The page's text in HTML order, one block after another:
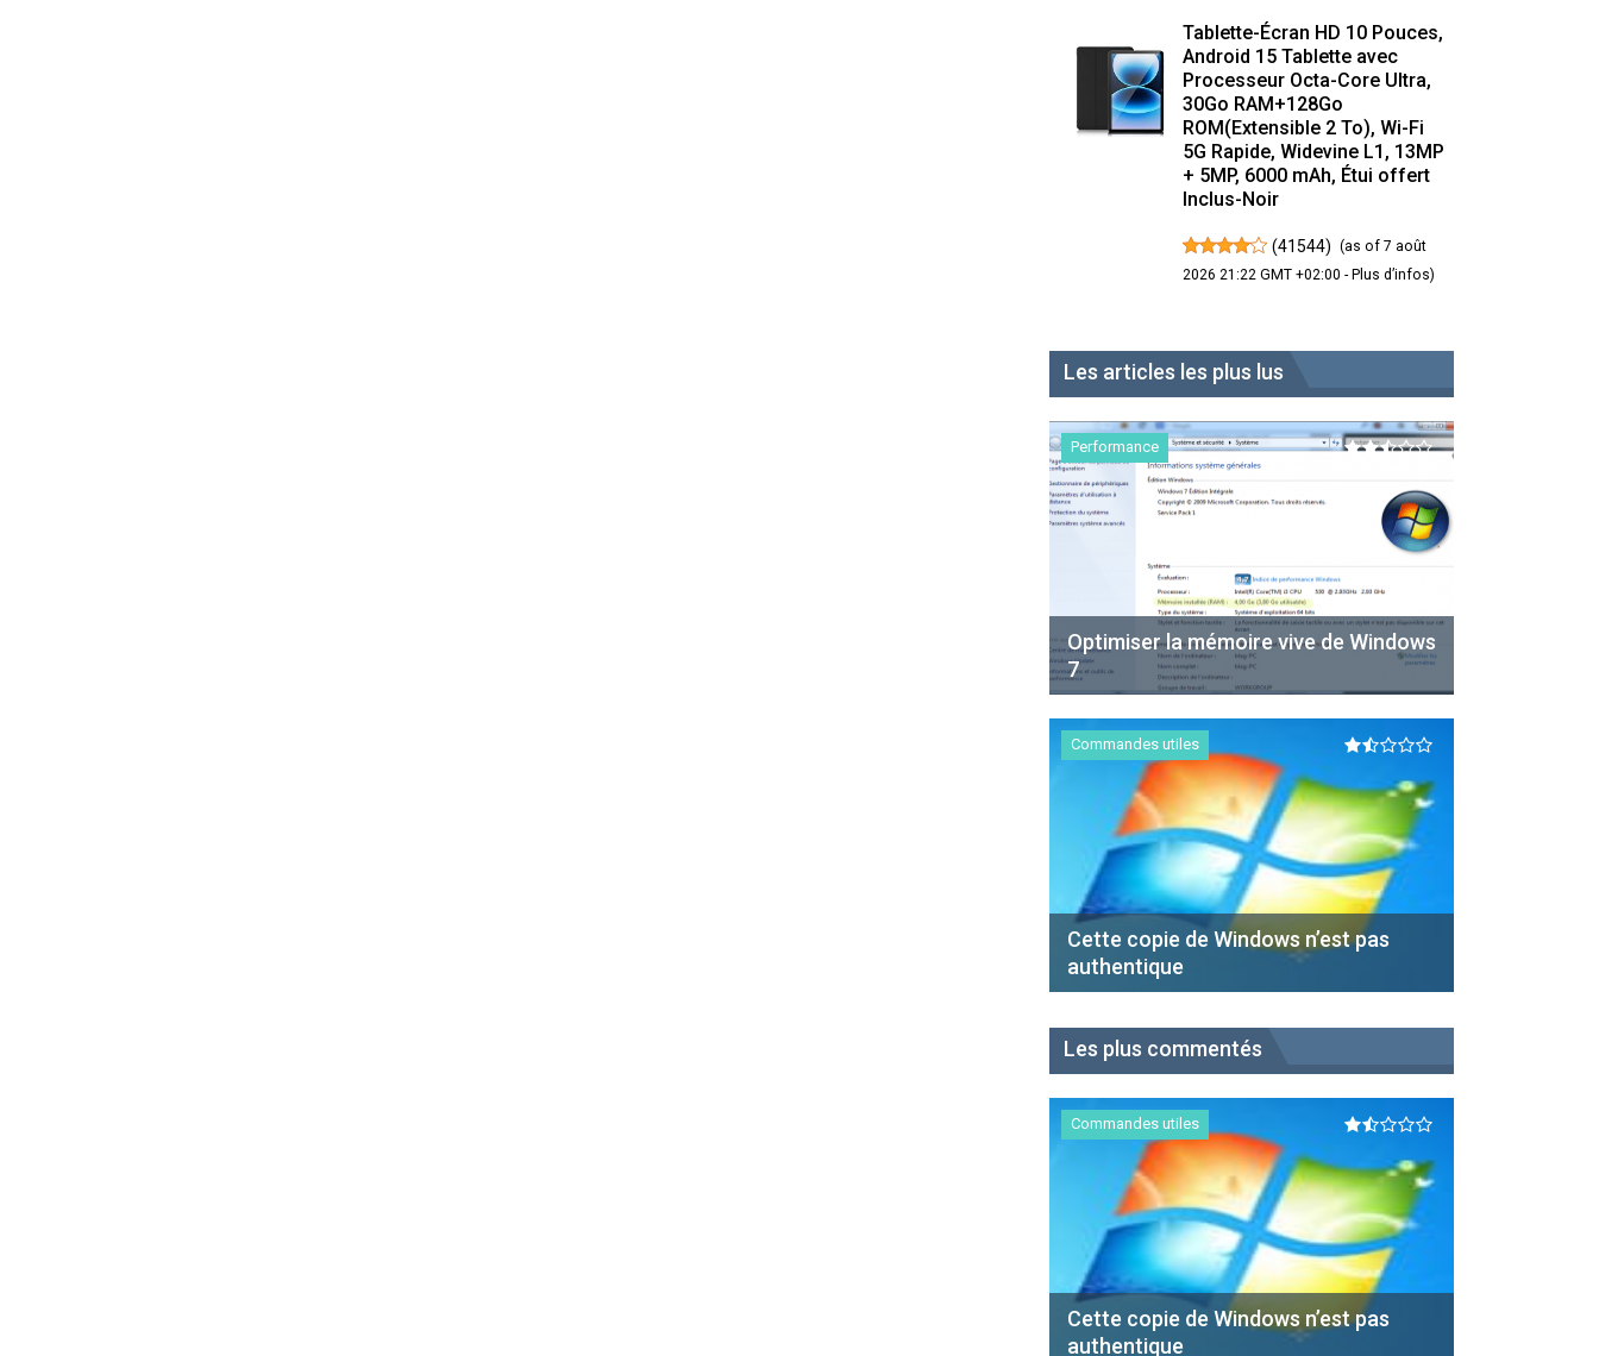
Tablette-Écran HD 10 Pouces,
Android 15 Tablette avec
Processeur Octa-Core Ultra,
30Go RAM+128Go
ROM(Extensible 2 To), Wi-Fi
5G Rapide, Widevine L1, 13MP
+ 5MP, 6000 mAh, Étui offert
Inclus-Noir
(41544) (as of 7 août
2026 21:22 GMT +02:00 - Plus d’infos)
Les articles les plus lus
Performance
Optimiser la mémoire vive de Windows
7
Commandes utiles
Cette copie de Windows n’est pas
authentique
Les plus commentés
Commandes utiles
Cette copie de Windows n’est pas
authentique